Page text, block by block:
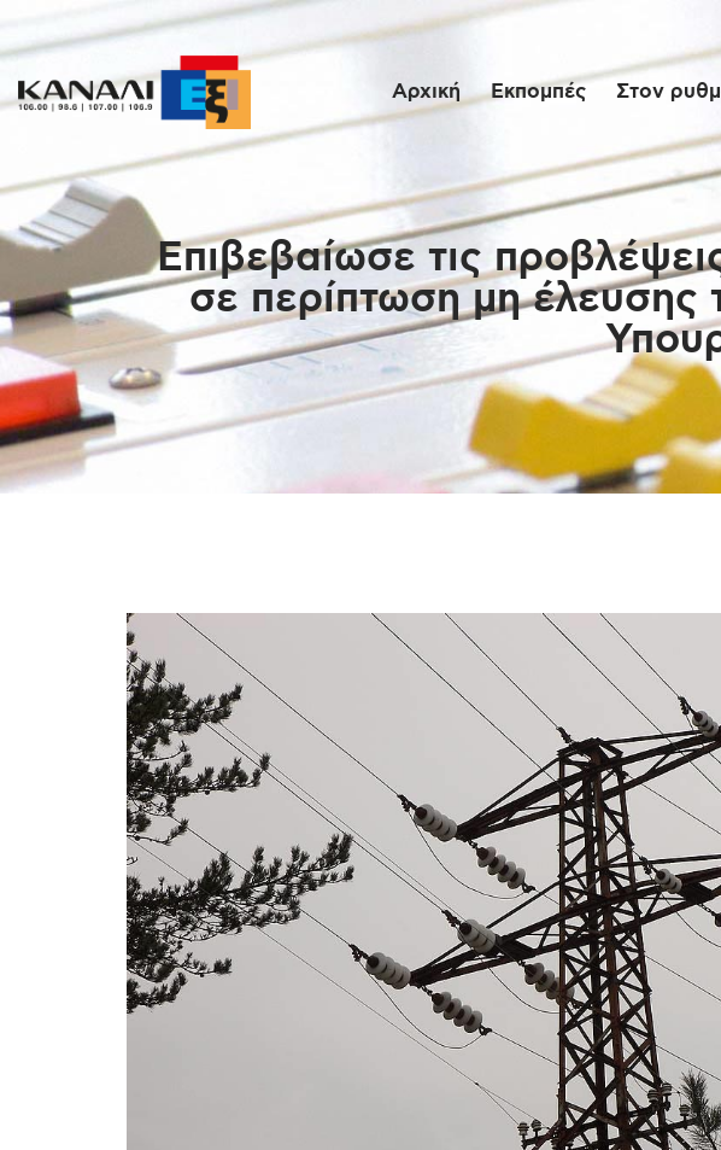
Αρχική Εκπομπές Στον
Επιβεβαίωσε τις
σε περίπτωση μη έλευσης
Στον
μέρας
Ένθετα
Links
Ποιοι